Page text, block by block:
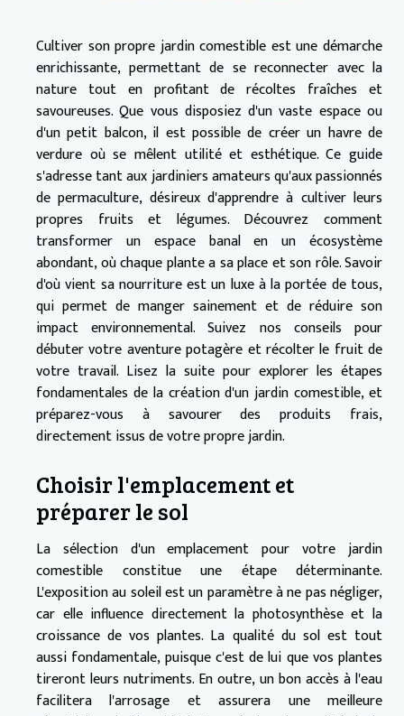
Cultiver son propre jardin comestible est une démarche
enrichissante, permettant de se reconnecter avec la
nature tout en profitant de récoltes fraîches et
savoureuses. Que vous disposiez d'un vaste espace ou
d'un petit balcon, il est possible de créer un havre de
verdure où se mêlent utilité et esthétique. Ce guide
s'adresse tant aux jardiniers amateurs qu'aux passionnés
de permaculture, désireux d'apprendre à cultiver leurs
propres fruits et légumes. Découvrez comment
transformer un espace banal en un écosystème
abondant, où chaque plante a sa place et son rôle. Savoir
d'où vient sa nourriture est un luxe à la portée de tous,
qui permet de manger sainement et de réduire son
impact environnemental. Suivez nos conseils pour
débuter votre aventure potagère et récolter le fruit de
votre travail. Lisez la suite pour explorer les étapes
fondamentales de la création d'un jardin comestible, et
préparez-vous à savourer des produits frais,
directement issus de votre propre jardin.
Choisir l'emplacement et
préparer le sol
La sélection d'un emplacement pour votre jardin
comestible constitue une étape déterminante.
L'exposition au soleil est un paramètre à ne pas négliger,
car elle influence directement la photosynthèse et la
croissance de vos plantes. La qualité du sol est tout
aussi fondamentale, puisque c'est de lui que vos plantes
tireront leurs nutriments. En outre, un bon accès à l'eau
facilitera l'arrosage et assurera une meilleure